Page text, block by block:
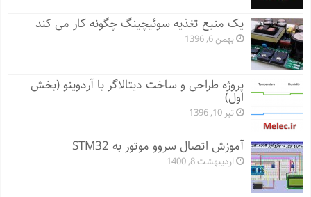
یک منبع تغذیه سوئیچینگ چگونه کار می کند
بهمن 6, 1396
پروژه طراحی و ساخت دیتالاگر با آردوینو (بخش
اول)
تیر 10, 1396
آموزش اتصال سروو موتور به STM32
اردیبهشت 8, 1400